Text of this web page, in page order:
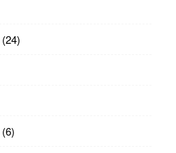
(24)
(6)